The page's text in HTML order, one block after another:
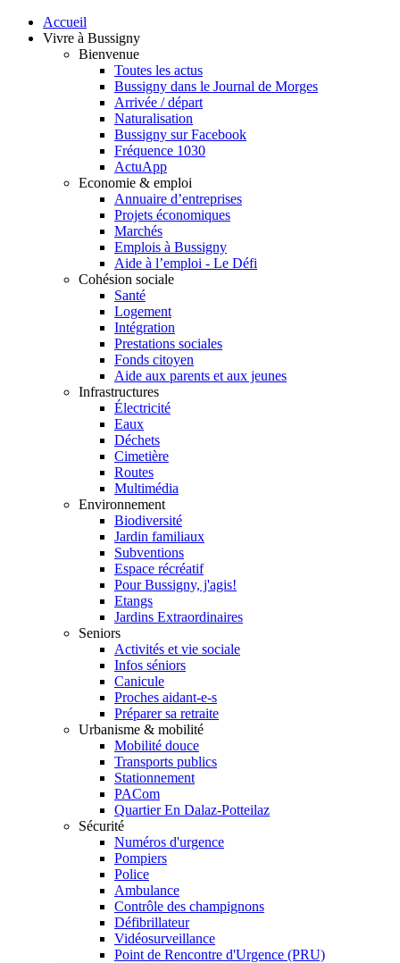
Accueil
Vivre à Bussigny
Bienvenue
Toutes les actus
Bussigny dans le Journal de Morges
Arrivée / départ
Naturalisation
Bussigny sur Facebook
Fréquence 1030
ActuApp
Economie & emploi
Annuaire d’entreprises
Projets économiques
Marchés
Emplois à Bussigny
Aide à l’emploi - Le Défi
Cohésion sociale
Santé
Logement
Intégration
Prestations sociales
Fonds citoyen
Aide aux parents et aux jeunes
Infrastructures
Électricité
Eaux
Déchets
Cimetière
Routes
Multimédia
Environnement
Biodiversité
Jardin familiaux
Subventions
Espace récréatif
Pour Bussigny, j'agis!
Etangs
Jardins Extraordinaires
Seniors
Activités et vie sociale
Infos séniors
Canicule
Proches aidant-e-s
Préparer sa retraite
Urbanisme & mobilité
Mobilité douce
Transports publics
Stationnement
PACom
Quartier En Dalaz-Potteilaz
Sécurité
Numéros d'urgence
Pompiers
Police
Ambulance
Contrôle des champignons
Défibrillateur
Vidéosurveillance
Point de Rencontre d'Urgence (PRU)